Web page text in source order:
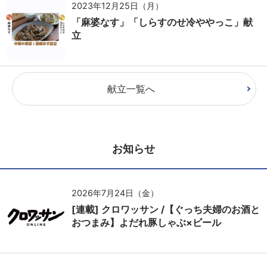
2023年12月25日（月）
「麻婆なす」「しらすのせ冷ややっこ」献
立
献立一覧へ
お知らせ
2026年7月24日（金）
[連載] クロワッサン /【ぐっち夫婦のお酒と
おつまみ】よだれ豚しゃぶ×ビール